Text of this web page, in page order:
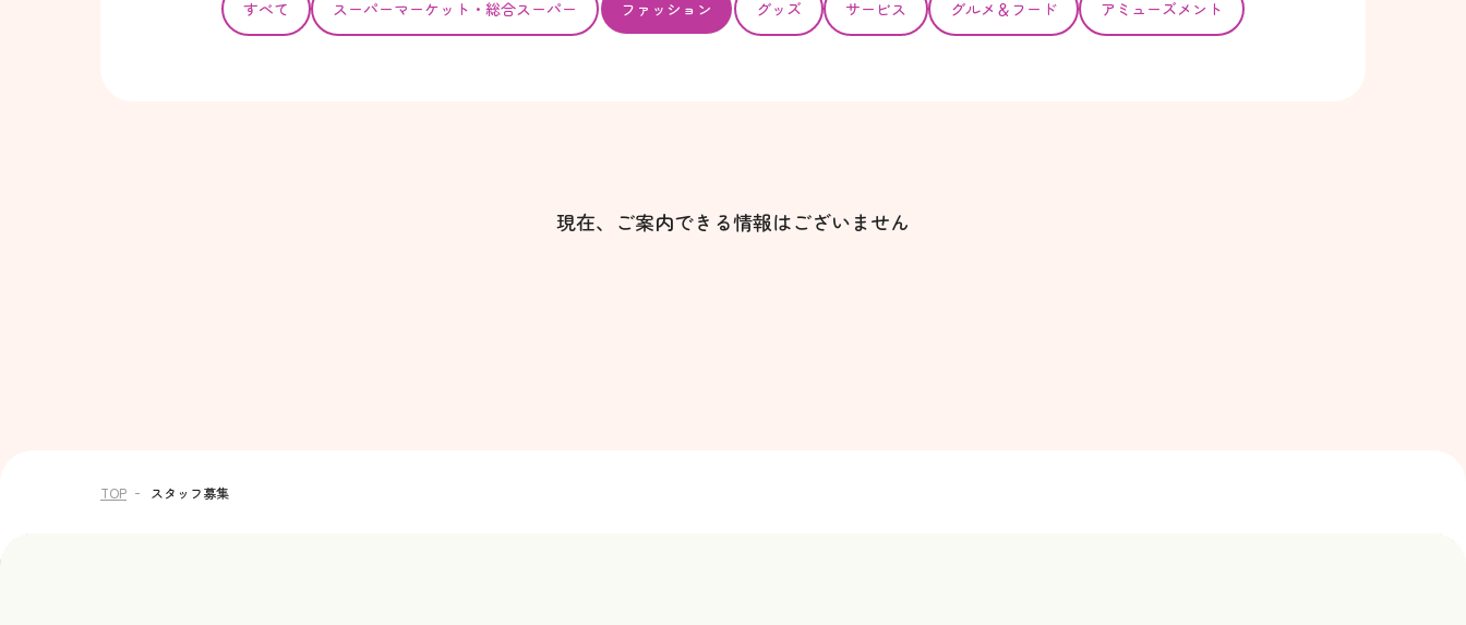
すべて スーパーマーケット・ 総合スーパー ファッション グッズ サービス グルメ＆フード アミューズメント
現在、ご案内できる情報はございません
TOP スタッフ募集